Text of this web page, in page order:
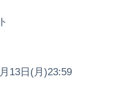
13日(月)23:59